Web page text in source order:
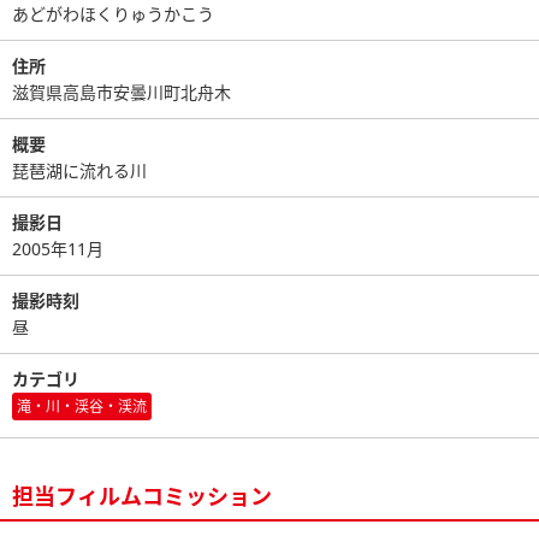
あどがわほくりゅうかこう
住所
滋賀県高島市安曇川町北舟木
概要
琵琶湖に流れる川
撮影日
2005年11月
撮影時刻
昼
カテゴリ
滝・川・渓谷・渓流
担当フィルムコミッション